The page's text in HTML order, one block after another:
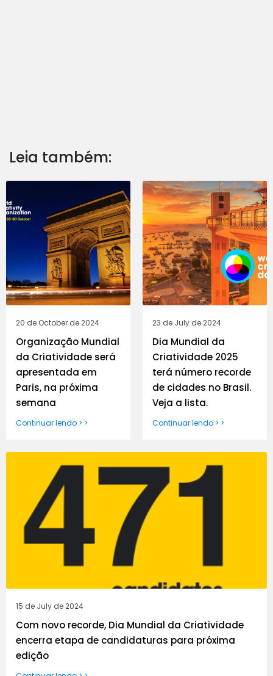
Leia também:
20 de October de 2024
Organização Mundial
da Criatividade será
apresentada em
Paris, na próxima
semana
Continuar lendo > >
23 de July de 2024
Dia Mundial da
Criatividade 2025
terá número recorde
de cidades no Brasil.
Veja a lista.
Continuar lendo > >
15 de July de 2024
Com novo recorde, Dia Mundial da Criatividade
encerra etapa de candidaturas para próxima
edição